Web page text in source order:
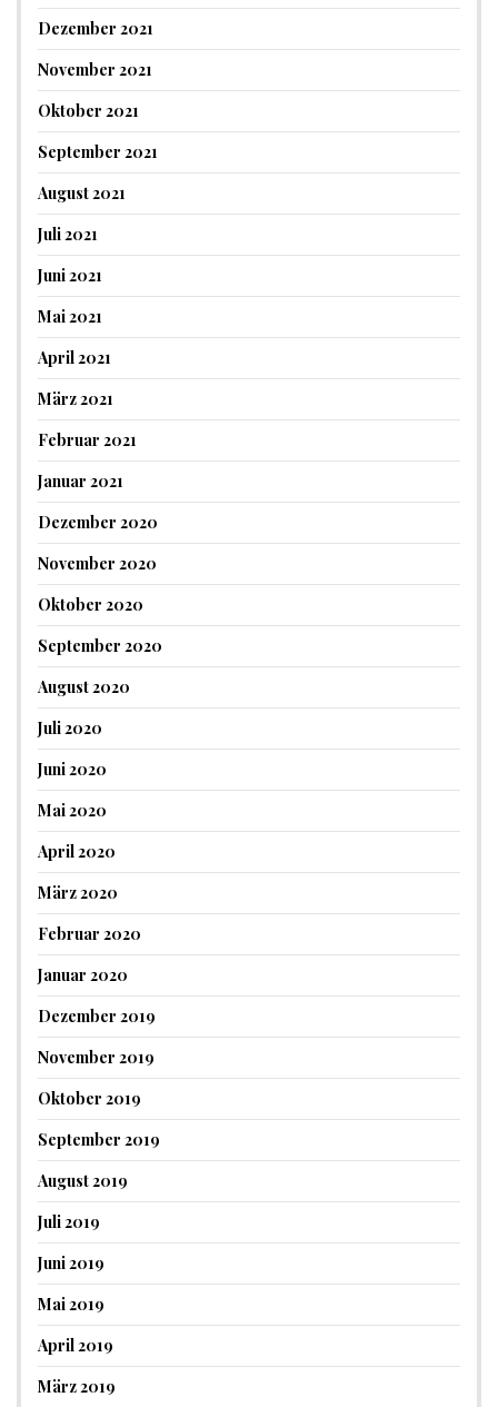
Dezember 2021
November 2021
Oktober 2021
September 2021
August 2021
Juli 2021
Juni 2021
Mai 2021
April 2021
März 2021
Februar 2021
Januar 2021
Dezember 2020
November 2020
Oktober 2020
September 2020
August 2020
Juli 2020
Juni 2020
Mai 2020
April 2020
März 2020
Februar 2020
Januar 2020
Dezember 2019
November 2019
Oktober 2019
September 2019
August 2019
Juli 2019
Juni 2019
Mai 2019
April 2019
März 2019